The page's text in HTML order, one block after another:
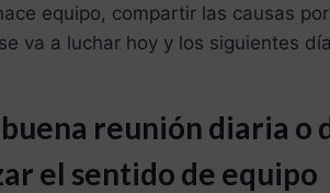
equipo, compartir las causas
va a luchar hoy y los siguientes
buena reunión diaria
el sentido de equipo